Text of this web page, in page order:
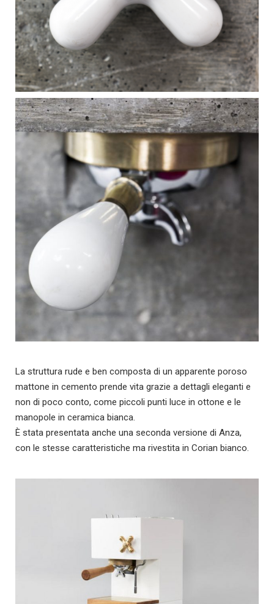
La struttura rude e ben composta di un apparente poroso
mattone in cemento prende vita grazie a dettagli eleganti e
non di poco conto, come piccoli punti luce in ottone e le
manopole in ceramica bianca.
È stata presentata anche una seconda versione di Anza,
con le stesse caratteristiche ma rivestita in Corian bianco.